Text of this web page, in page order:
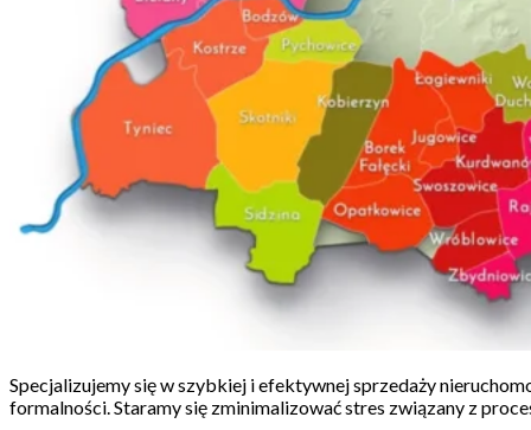
Specjalizujemy się w szybkiej i efektywnej sprzedaży
formalności. Staramy się zminimalizować stres związany z